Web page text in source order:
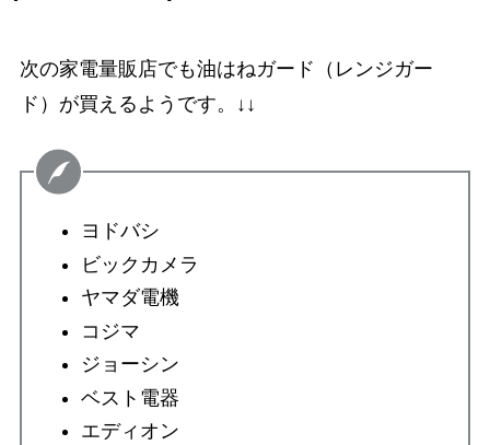
次の家電量販店でも油はねガード（レンジガー
ド）が買えるようです。↓↓
ヨドバシ
ビックカメラ
ヤマダ電機
コジマ
ジョーシン
ベスト電器
エディオン